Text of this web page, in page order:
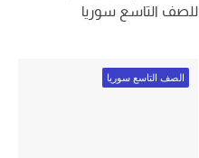
للصف التاسع سوريا
الصف التاسع سوريا